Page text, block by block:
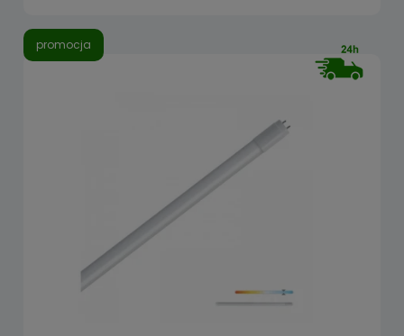
promocja